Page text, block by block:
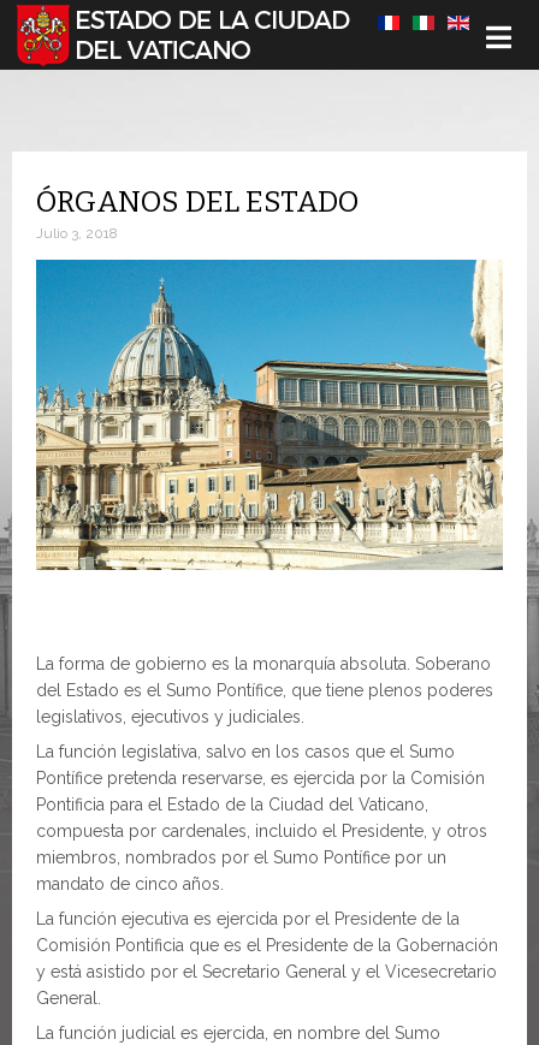
Seleccione su idioma
ÓRGANOS DEL ESTADO
Julio 3, 2018
La forma de gobierno es la monarquía absoluta. Soberano
del Estado es el Sumo Pontífice, que tiene plenos poderes
legislativos, ejecutivos y judiciales.
La función legislativa, salvo en los casos que el Sumo
Pontífice pretenda reservarse, es ejercida por la Comisión
Pontificia para el Estado de la Ciudad del Vaticano,
compuesta por cardenales, incluido el Presidente, y otros
miembros, nombrados por el Sumo Pontífice por un
mandato de cinco años.
La función ejecutiva es ejercida por el Presidente de la
Comisión Pontificia que es el Presidente de la Gobernación
y está asistido por el Secretario General y el Vicesecretario
General.
La función judicial es ejercida, en nombre del Sumo